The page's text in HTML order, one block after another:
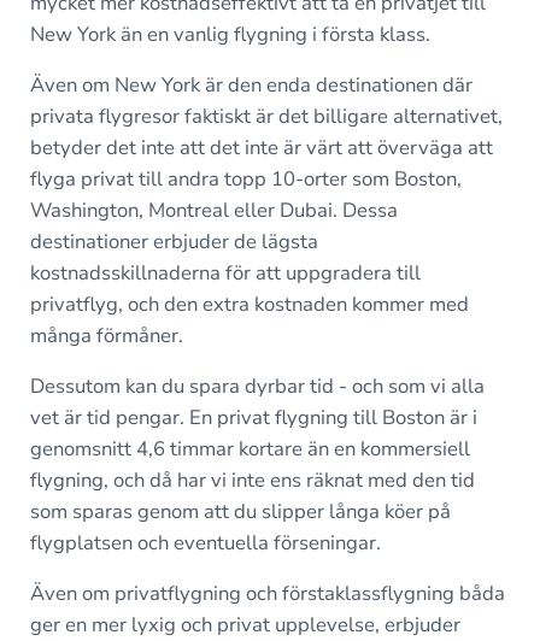
New York än en vanlig flygning i första klass.
Även om New York är den enda destinationen där
privata flygresor faktiskt är det billigare alternativet,
betyder det inte att det inte är värt att överväga att
flyga privat till andra topp 10-orter som Boston,
Washington, Montreal eller Dubai. Dessa
destinationer erbjuder de lägsta
kostnadsskillnaderna för att uppgradera till
privatflyg, och den extra kostnaden kommer med
många förmåner.
Dessutom kan du spara dyrbar tid - och som vi alla
vet är tid pengar. En privat flygning till Boston är i
genomsnitt 4,6 timmar kortare än en kommersiell
flygning, och då har vi inte ens räknat med den tid
som sparas genom att du slipper långa köer på
flygplatsen och eventuella förseningar.
Även om privatflygning och förstaklassflygning båda
ger en mer lyxig och privat upplevelse, erbjuder